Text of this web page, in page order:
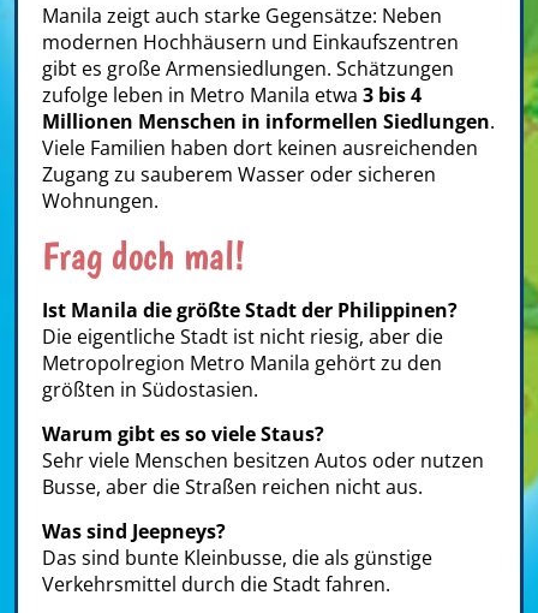
Manila zeigt auch starke Gegensätze: Neben
modernen Hochhäusern und Einkaufszentren
gibt es große Armensiedlungen. Schätzungen
zufolge leben in Metro Manila etwa 3 bis 4
Millionen Menschen in informellen Siedlungen.
Viele Familien haben dort keinen ausreichenden
Zugang zu sauberem Wasser oder sicheren
Wohnungen.
Frag doch mal!
Ist Manila die größte Stadt der Philippinen?
Die eigentliche Stadt ist nicht riesig, aber die
Metropolregion Metro Manila gehört zu den
größten in Südostasien.
Warum gibt es so viele Staus?
Sehr viele Menschen besitzen Autos oder nutzen
Busse, aber die Straßen reichen nicht aus.
Was sind Jeepneys?
Das sind bunte Kleinbusse, die als günstige
Verkehrsmittel durch die Stadt fahren.